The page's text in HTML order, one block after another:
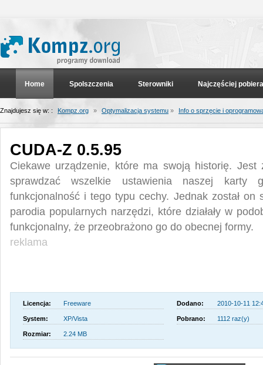
Home Spolszczenia Sterowniki Najczęściej
Znajdujesz się w: : Kompz.org » Optymalizacja systemu » Info o sprzęcie i
CUDA-Z 0.5.95
Ciekawe urządzenie, które ma swoją historię. Jest
sprawdzać wszelkie ustawienia naszej karty
funkcjonalność i tego typu cechy. Jednak został on
parodia popularnych narzędzi, które działały w
funkcjonalny, że przeobrażono go do obecnej formy.
reklama
Licencja: Freeware Dodano: 2010-10-11
System: XP/Vista Pobrano: 1112 raz(y)
Rozmiar: 2.24 MB